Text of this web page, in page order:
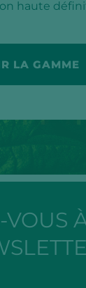
haute
LA GAMME